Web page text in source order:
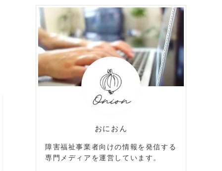
リ
おにおん
障害福祉事業者向けの情報を発信する
専門メディアを運営しています。